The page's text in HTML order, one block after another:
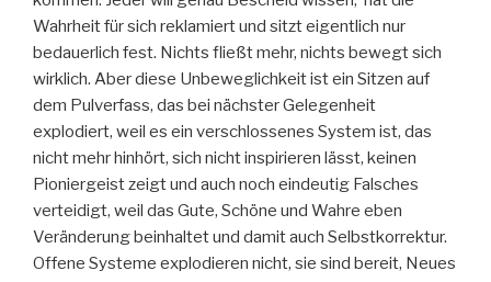
Wahrheit für sich reklamiert und sitzt eigentlich nur
bedauerlich fest. Nichts fließt mehr, nichts bewegt sich
wirklich. Aber diese Unbeweglichkeit ist ein Sitzen auf
dem Pulverfass, das bei nächster Gelegenheit
explodiert, weil es ein verschlossenes System ist, das
nicht mehr hinhört, sich nicht inspirieren lässt, keinen
Pioniergeist zeigt und auch noch eindeutig Falsches
verteidigt, weil das Gute, Schöne und Wahre eben
Veränderung beinhaltet und damit auch Selbstkorrektur.
Offene Systeme explodieren nicht, sie sind bereit, Neues